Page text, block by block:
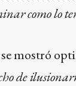
como lo
se mostró
de